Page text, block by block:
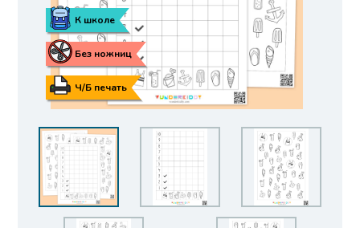
Ч/Б печать
Без ножниц
К школе